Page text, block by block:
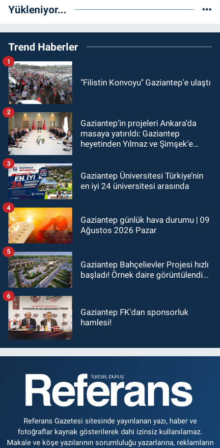
Yükleniyor...
Trend Haberler
"Filistin Konvoyu" Gaziantep'e ulaştı
1
Gaziantep’in projeleri Ankara’da
masaya yatırıldı: Gaziantep
heyetinden Yılmaz ve Şimşek’e
2
Gaziantep Üniversitesi Türkiye’nin
en iyi 24 üniversitesi arasında
3
Gaziantep günlük hava durumu | 09
Ağustos 2026 Pazar
4
Gaziantep Bahçelievler Projesi hızlı
başladı! Örnek daire görüntülendi...
5
Gaziantep FK'dan sponsorluk
hamlesi!
6
Referans Gazetesi sitesinde yayınlanan yazı, haber ve
fotoğraflar kaynak gösterilerek dahi izinsiz kullanılamaz.
Makale ve köşe yazılarının sorumluluğu yazarlarına, reklamların